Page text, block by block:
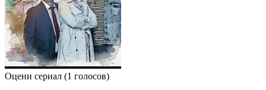
Оцени сериал (1 голосов)